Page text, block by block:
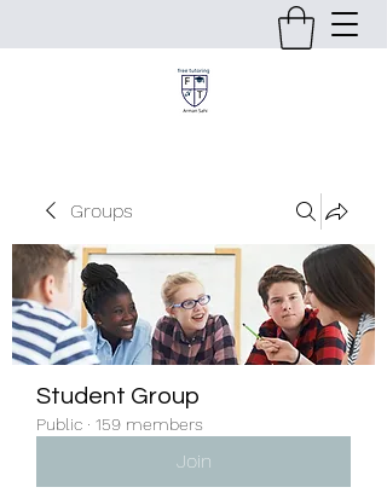
Groups
Student Group
Public · 159 members
Join